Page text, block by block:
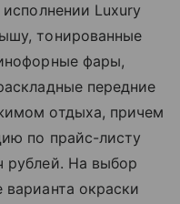
Luxury
тонированные
фары,
передние
отдыха, причем
по прайс-листу
рублей. На выбор
окраски